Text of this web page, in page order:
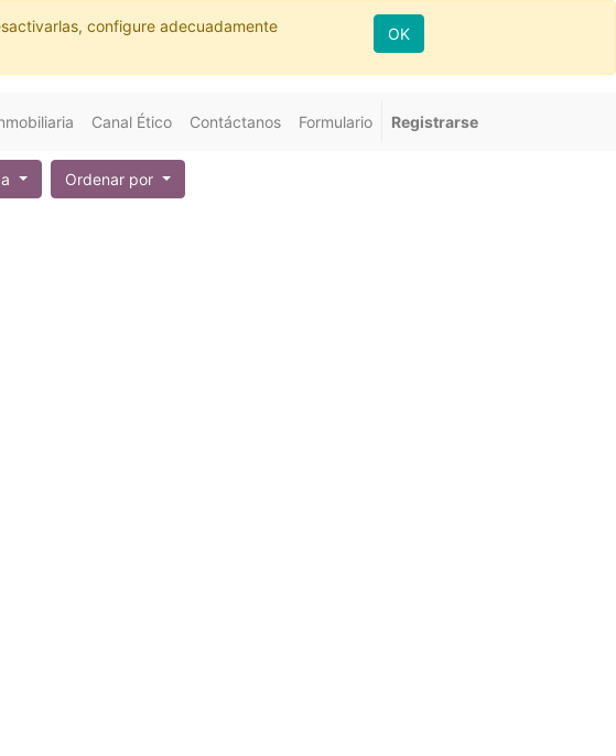
configure adecuadamente
OK
Canal Ético Contáctanos Formulario Registrarse
Ordenar por